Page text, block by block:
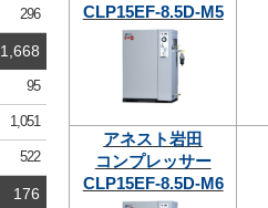
296
1,668
95
1,051
522
176
CLP15EF-8.5D-M5
アネスト岩田
コンプレッサー
CLP15EF-8.5D-M6